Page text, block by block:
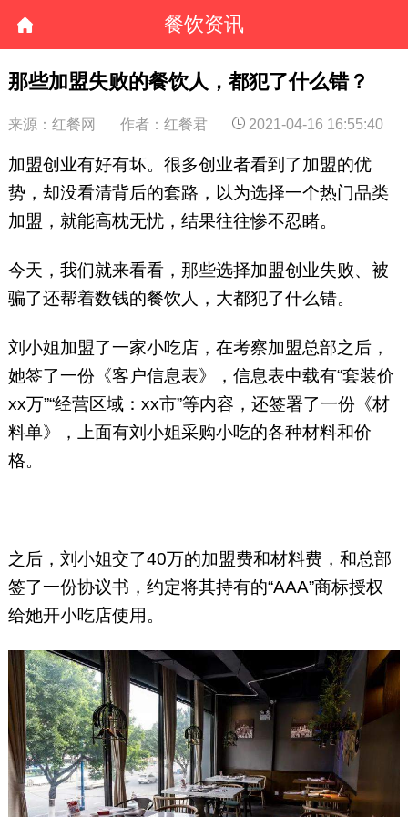
餐饮资讯
那些加盟失败的餐饮人，都犯了什么错？
来源：红餐网 作者：红餐君 2021-04-16 16:55:40
加盟创业有好有坏。很多创业者看到了加盟的优
势，却没看清背后的套路，以为选择一个热门品类
加盟，就能高枕无忧，结果往往惨不忍睹。
今天，我们就来看看，那些选择加盟创业失败、被
骗了还帮着数钱的餐饮人，大都犯了什么错。
刘小姐加盟了一家小吃店，在考察加盟总部之后，
她签了一份《客户信息表》，信息表中载有“套装价
xx万”“经营区域：xx市”等内容，还签署了一份《材
料单》，上面有刘小姐采购小吃的各种材料和价
格。
之后，刘小姐交了40万的加盟费和材料费，和总部
签了一份协议书，约定将其持有的“AAA”商标授权
给她开小吃店使用。